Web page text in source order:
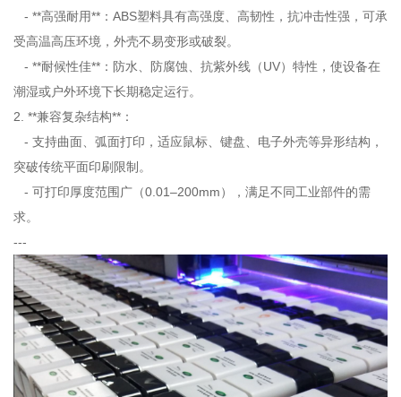
- **高强耐用**：ABS塑料具有高强度、高韧性，抗冲击性强，可承
受高温高压环境，外壳不易变形或破裂。
- **耐候性佳**：防水、防腐蚀、抗紫外线（UV）特性，使设备在
潮湿或户外环境下长期稳定运行。
2. **兼容复杂结构**：
- 支持曲面、弧面打印，适应鼠标、键盘、电子外壳等异形结构，
突破传统平面印刷限制。
- 可打印厚度范围广（0.01–200mm），满足不同工业部件的需
求。
---